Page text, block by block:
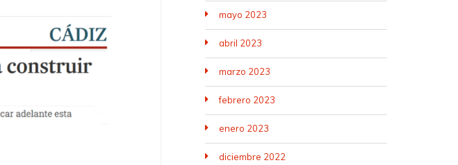
mayo 2023
abril 2023
marzo 2023
febrero 2023
enero 2023
diciembre 2022